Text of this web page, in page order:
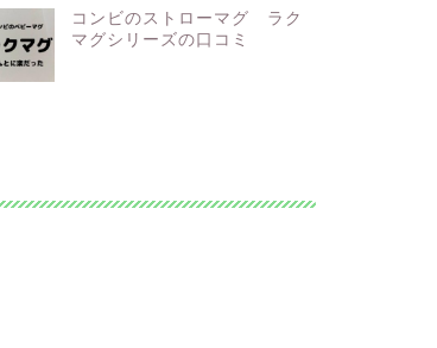
コンビのストローマグ ラク
マグシリーズの口コミ